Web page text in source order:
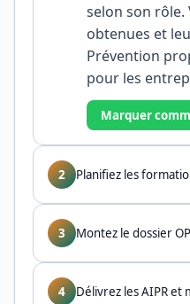
selon son rôle.
obtenues et
Prévention
pour les
Marquer
2 Planifiez les
3 Montez le dossier
4 Délivrez les AIPR et